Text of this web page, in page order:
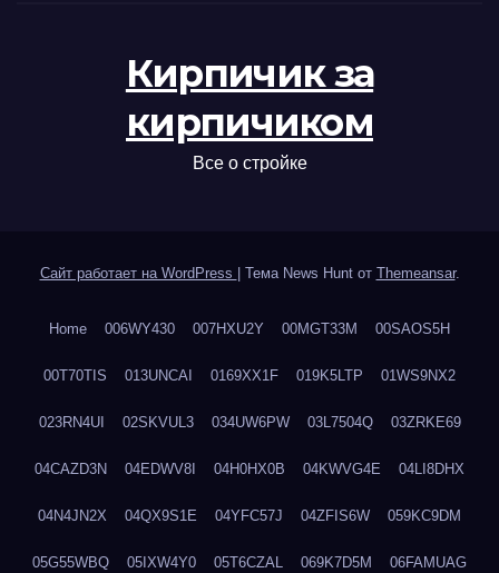
Кирпичик за
кирпичиком
Все о стройке
Сайт работает на WordPress Тема News Hunt от Themeansar.
Home 006WY430 007HXU2Y 00MGT33M 00SAOS5H
00T70TIS 013UNCAI 0169XX1F 019K5LTP 01WS9NX2
023RN4UI 02SKVUL3 034UW6PW 03L7504Q 03ZRKE69
04CAZD3N 04EDWV8I 04H0HX0B 04KWVG4E 04LI8DHX
04N4JN2X 04QX9S1E 04YFC57J 04ZFIS6W 059KC9DM
05G55WBQ 05IXW4Y0 05T6CZAL 069K7D5M 06FAMUAG